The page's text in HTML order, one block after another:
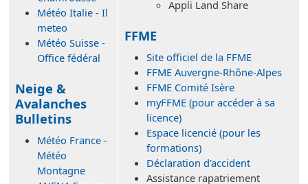
Météo Italie - Il
meteo
Météo Suisse -
Office fédéral
Neige &
Avalanches
Bulletins
Météo France -
Météo
Montagne
Appli Land Share
FFME
Site officiel de la FFME
FFME Auvergne-Rhône-Alpes
FFME Comité Isère
myFFME (pour accéder à sa
licence)
Espace licencié (pour les
formations)
Déclaration d'accident
Assistance rapatriement